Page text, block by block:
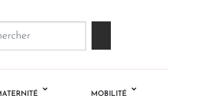
MOBILITÉ